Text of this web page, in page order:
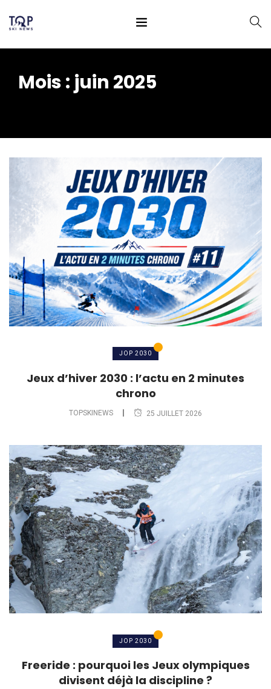
Mois : juin 2025
JOP 2030
Jeux d’hiver 2030 : l’actu en 2 minutes
chrono
TOPSKINEWS 25 JUILLET 2026
JOP 2030
Freeride : pourquoi les Jeux olympiques
divisent déjà la discipline ?